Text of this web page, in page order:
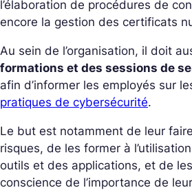
l’élaboration de procédures de
encore la gestion des certificats
Au sein de l’organisation, il doit
formations et des sessions de
afin d’informer les employés sur
pratiques de cybersécurité.
Le but est notamment de leur
risques, de les former à
outils et des applications, et de
conscience de l’importance de